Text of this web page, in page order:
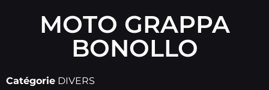
MOTO GRAPPA
BONOLLO
Catégorie DIVERS